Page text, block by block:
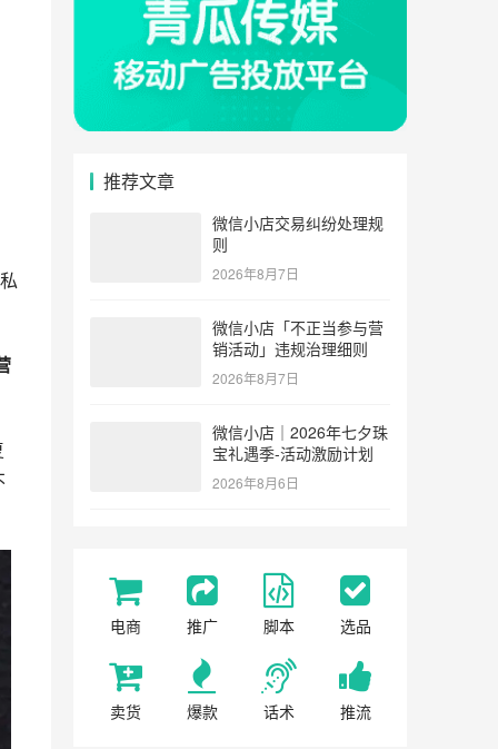
推荐文章
微信小店交易纠纷处理规
则
2026年8月7日
微信小店「不正当参与营
销活动」违规治理细则
2026年8月7日
微信小店｜2026年七夕珠
宝礼遇季-活动激励计划
2026年8月6日
电商 推广 脚本 选品
卖货 爆款 话术 推流